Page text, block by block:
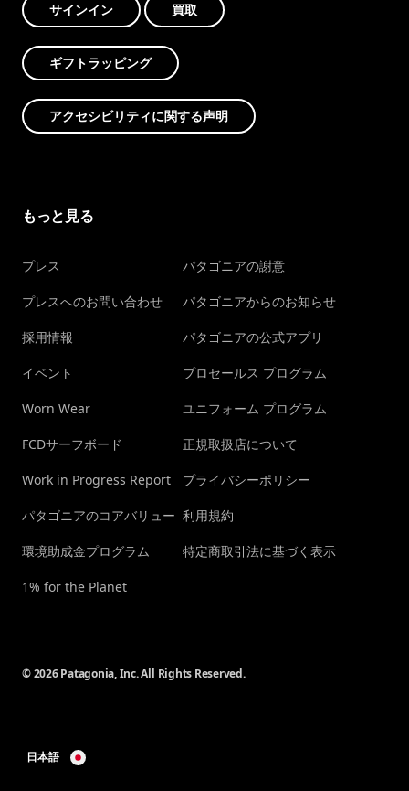
サインイン 買取
ギフトラッピング
アクセシビリティに関する声明
もっと見る
プレス
プレスへのお問い合わせ
採用情報
イベント
Worn Wear
FCDサーフボード
Work in Progress Report
パタゴニアのコアバリュー
環境助成金プログラム
1% for the Planet
パタゴニアの謝意
パタゴニアからのお知らせ
パタゴニアの公式アプリ
プロセールス プログラム
ユニフォーム プログラム
正規取扱店について
プライバシーポリシー
利用規約
特定商取引法に基づく表示
© 2026 Patagonia, Inc. All Rights Reserved.
日本語